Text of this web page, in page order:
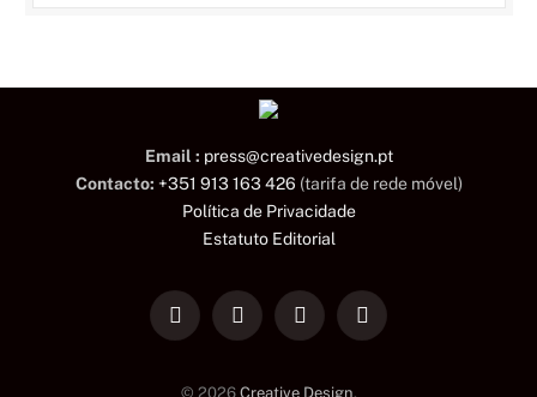
Email : press@creativedesign.pt
Contacto: +351 913 163 426 (tarifa de rede móvel)
Política de Privacidade
Estatuto Editorial
LinkedInFacebookInstagramTikTok
© 2026 Creative Design.